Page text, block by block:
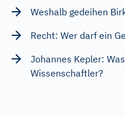
Weshalb gedeihen
Recht: Wer darf ein
Johannes Kepler:
Wissenschaftler?